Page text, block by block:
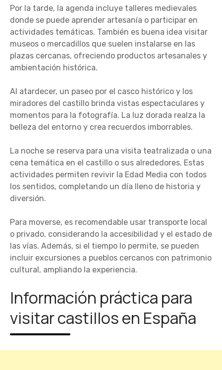
Por la tarde, la agenda incluye talleres medievales
donde se puede aprender artesanía o participar en
actividades temáticas. También es buena idea visitar
museos o mercadillos que suelen instalarse en las
plazas cercanas, ofreciendo productos artesanales y
ambientación histórica.
Al atardecer, un paseo por el casco histórico y los
miradores del castillo brinda vistas espectaculares y
momentos para la fotografía. La luz dorada realza la
belleza del entorno y crea recuerdos imborrables.
La noche se reserva para una visita teatralizada o una
cena temática en el castillo o sus alrededores. Estas
actividades permiten revivir la Edad Media con todos
los sentidos, completando un día lleno de historia y
diversión.
Para moverse, es recomendable usar transporte local
o privado, considerando la accesibilidad y el estado de
las vías. Además, si el tiempo lo permite, se pueden
incluir excursiones a pueblos cercanos con patrimonio
cultural, ampliando la experiencia.
Información práctica para
visitar castillos en España